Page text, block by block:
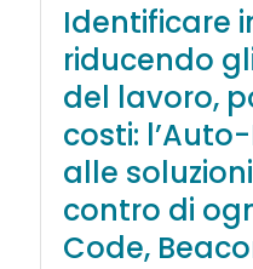
Identificare
riducendo
del lavoro,
costi:
alle
contro di
Code,